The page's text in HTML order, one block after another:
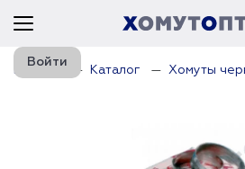
Войти
Главная Каталог Хомуты